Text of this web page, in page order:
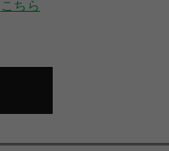
こちら